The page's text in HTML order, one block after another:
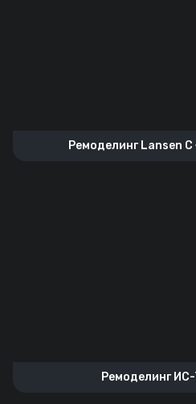
Ремоделинг Lansen
Ремоделинг